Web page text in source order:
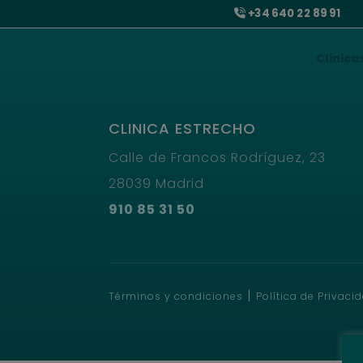
+34 640 22 89 91
CLINICA ESTRECHO
Calle de Francos Rodríguez, 23
28039 Madrid
910 85 31 50
Términos y condiciones | Política de